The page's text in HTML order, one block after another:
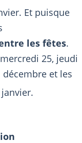
Et puisque
les fêtes.
25, jeudi
et les